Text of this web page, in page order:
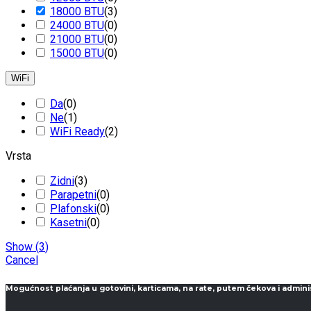
18000 BTU(3)
24000 BTU(0)
21000 BTU(0)
15000 BTU(0)
WiFi
Da(0)
Ne(1)
WiFi Ready(2)
Vrsta
Zidni(3)
Parapetni(0)
Plafonski(0)
Kasetni(0)
Show (3)
Cancel
Mogućnost plaćanja u gotovini, karticama, na rate, putem čekova i